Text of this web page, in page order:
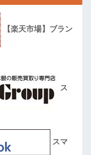
【楽天市場】ブラン
ス
スマ